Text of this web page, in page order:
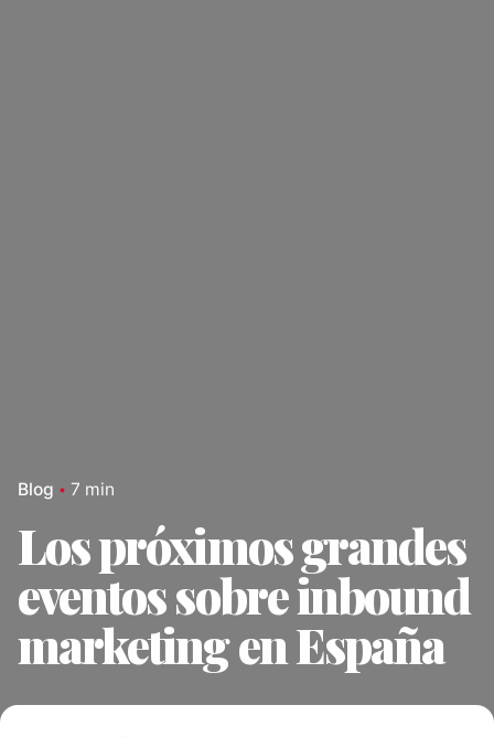
Blog 7 min
Los próximos grandes
eventos sobre inbound
marketing en España